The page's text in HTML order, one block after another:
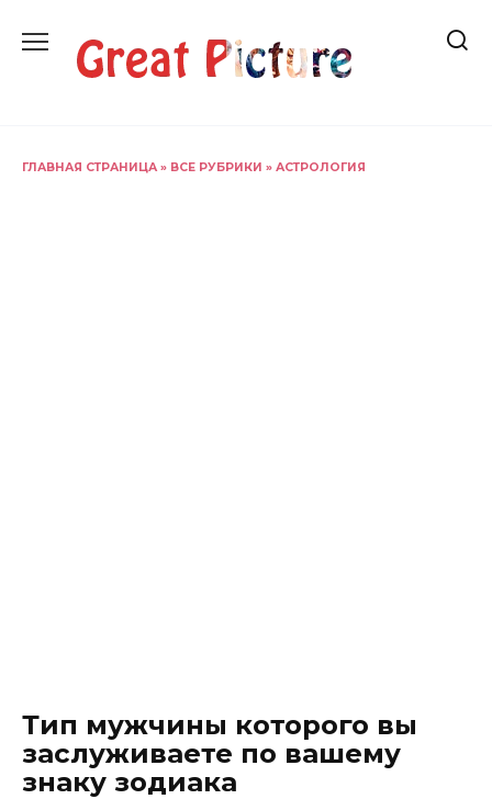
содержанию
ГЛАВНАЯ СТРАНИЦА » ВСЕ РУБРИКИ » АСТРОЛОГИЯ
Тип мужчины которого вы
заслуживаете по вашему
знаку зодиака